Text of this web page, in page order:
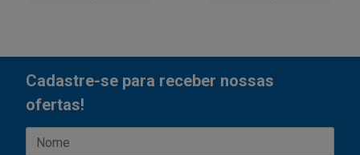
Cadastre-se para receber nossas
ofertas!